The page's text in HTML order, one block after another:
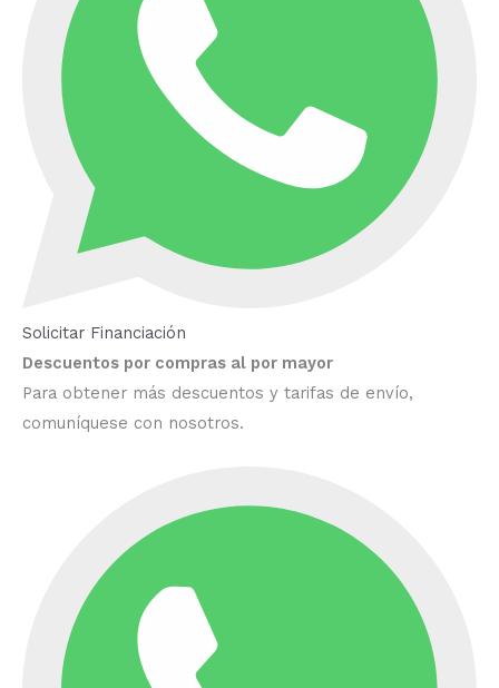
Solicitar Financiación
Descuentos por compras al por mayor
Para obtener más descuentos y tarifas de envío,
comuníquese con nosotros.